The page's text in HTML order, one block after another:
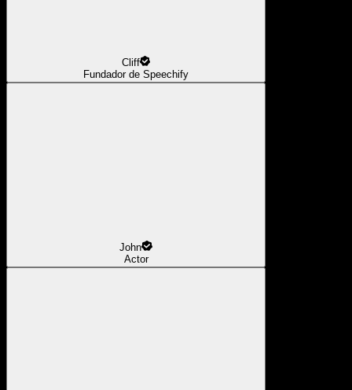
Cliff
Fundador de Speechify
John
Actor